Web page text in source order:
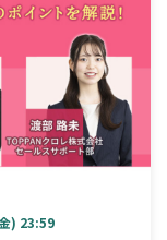
) 23:59